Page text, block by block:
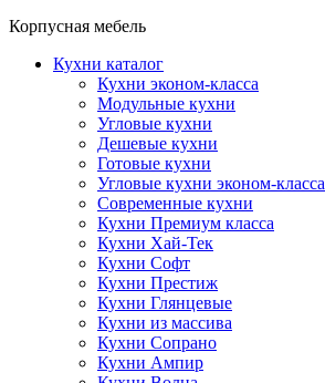
Корпусная мебель
Кухни каталог
Кухни эконом-класса
Модульные кухни
Угловые кухни
Дешевые кухни
Готовые кухни
Угловые кухни эконом-класса
Современные кухни
Кухни Премиум класса
Кухни Хай-Тек
Кухни Софт
Кухни Престиж
Кухни Глянцевые
Кухни из массива
Кухни Сопрано
Кухни Ампир